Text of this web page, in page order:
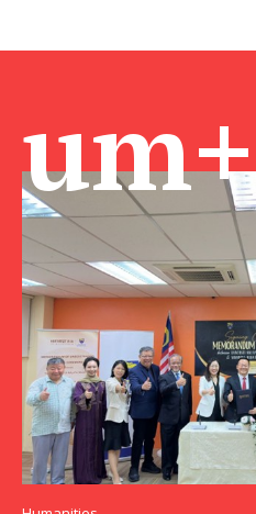
um+